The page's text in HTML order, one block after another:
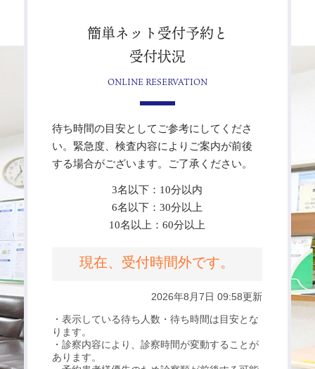
簡単ネット受付予約と
受付状況
ONLINE RESERVATION
待ち時間の目安としてご参考にしてくださ
い。緊急度、検査内容によりご案内が前後
する場合がございます。ご了承ください。
3名以下：10分以内
6名以下：30分以上
10名以上：60分以上